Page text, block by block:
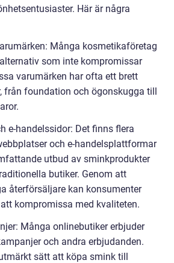
Här är några
Många kosmetikaföretag
som inte kompromissar
varumärken har ofta ett brett
från foundation och ögonskugga till
e-handelssidor: Det finns flera
och e-handelsplattformar
utbud av sminkprodukter
butiker. Genom att
återförsäljare kan konsumenter
kompromissa med kvaliteten.
Många onlinebutiker erbjuder
och andra erbjudanden.
sätt att köpa smink till